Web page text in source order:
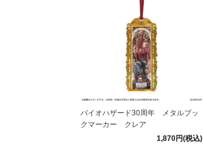
バイオハザード30周年 メタルブッ
クマーカー クレア
1,870円(税込)